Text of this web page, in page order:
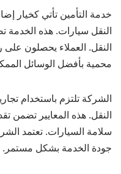
خدمة التأمين تأتي كخيار
النقل سيارات. هذه
النقل. العملاء يحصلون على
محمية بأفضل الوسائل
الشركة تلتزم باستخدام
النقل. هذه المعايير تضمن
سلامة السيارات. تعتمد
جودة الخدمة بشكل مستمر.